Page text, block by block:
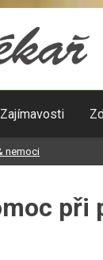
Zajímavosti
nemoci
při